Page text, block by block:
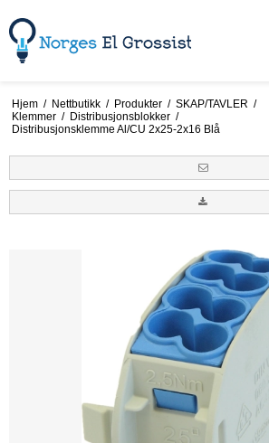
Hjem / Nettbutikk / Produkter / SKAP/TAVLER /
Klemmer / Distribusjonsblokker /
Distribusjonsklemme Al/CU 2x25-2x16 Blå